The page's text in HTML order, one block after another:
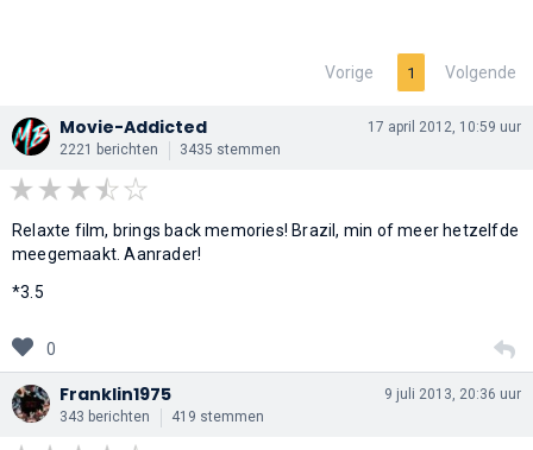
Vorige 1 Volgende
Movie-Addicted
2221 berichten 3435 stemmen
17 april 2012, 10:59 uur
Relaxte film, brings back memories! Brazil, min of meer hetzelfde
meegemaakt. Aanrader!
*3.5
0
Franklin1975
343 berichten 419 stemmen
9 juli 2013, 20:36 uur